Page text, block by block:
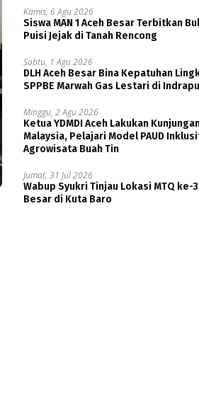
Kamis, 6 Agu 2026
Siswa MAN 1 Aceh Besar Terbitkan
Puisi Jejak di Tanah Rencong
Sabtu, 1 Agu 2026
DLH Aceh Besar Bina Kepatuhan
SPPBE Marwah Gas Lestari di
Minggu, 2 Agu 2026
Ketua YDMDI Aceh Lakukan
Malaysia, Pelajari Model PAUD
Agrowisata Buah Tin
Jumat, 31 Jul 2026
Wabup Syukri Tinjau Lokasi MTQ ke-
Besar di Kuta Baro